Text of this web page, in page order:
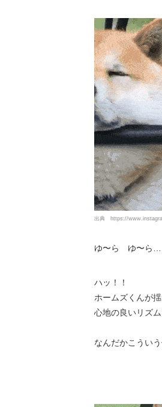
出典 https://
ゆ〜ら ゆ〜ら…
ハッ！！
ホームズくんが
心地の良いリズ
なんだかこうい